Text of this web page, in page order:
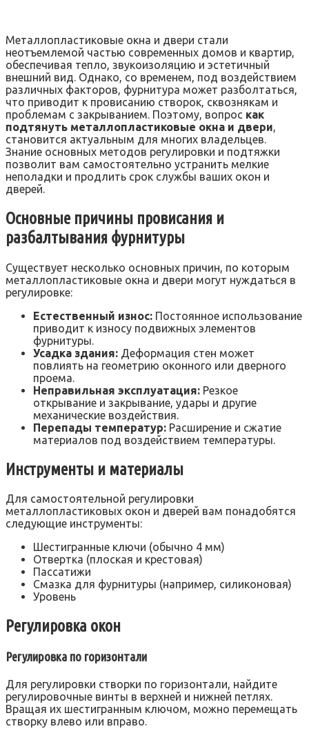
Металлопластиковые окна и двери стали
неотъемлемой частью современных домов и квартир,
обеспечивая тепло, звукоизоляцию и эстетичный
внешний вид. Однако, со временем, под воздействием
различных факторов, фурнитура может разболтаться,
что приводит к провисанию створок, сквознякам и
проблемам с закрыванием. Поэтому, вопрос как
подтянуть металлопластиковые окна и двери,
становится актуальным для многих владельцев.
Знание основных методов регулировки и подтяжки
позволит вам самостоятельно устранить мелкие
неполадки и продлить срок службы ваших окон и
дверей.
Основные причины провисания и
разбалтывания фурнитуры
Существует несколько основных причин, по которым
металлопластиковые окна и двери могут нуждаться в
регулировке:
Естественный износ: Постоянное использование
приводит к износу подвижных элементов
фурнитуры.
Усадка здания: Деформация стен может
повлиять на геометрию оконного или дверного
проема.
Неправильная эксплуатация: Резкое
открывание и закрывание, удары и другие
механические воздействия.
Перепады температур: Расширение и сжатие
материалов под воздействием температуры.
Инструменты и материалы
Для самостоятельной регулировки
металлопластиковых окон и дверей вам понадобятся
следующие инструменты:
Шестигранные ключи (обычно 4 мм)
Отвертка (плоская и крестовая)
Пассатижи
Смазка для фурнитуры (например, силиконовая)
Уровень
Регулировка окон
Регулировка по горизонтали
Для регулировки створки по горизонтали, найдите
регулировочные винты в верхней и нижней петлях.
Вращая их шестигранным ключом, можно перемещать
створку влево или вправо.